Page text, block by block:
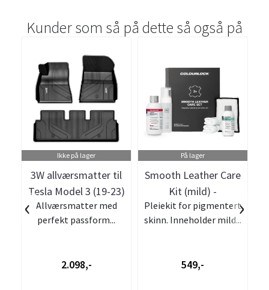
Kunder som så på dette så også på
Ikke på lager
3W allværsmatter til
Tesla Model 3 (19-23)
Allværsmatter med
perfekt passform...
2.098,-
På lager
Smooth Leather Care
Kit (mild) -
Colourlock
Pleiekit for pigmentert
skinn. Inneholder mild...
549,-
‹ ›